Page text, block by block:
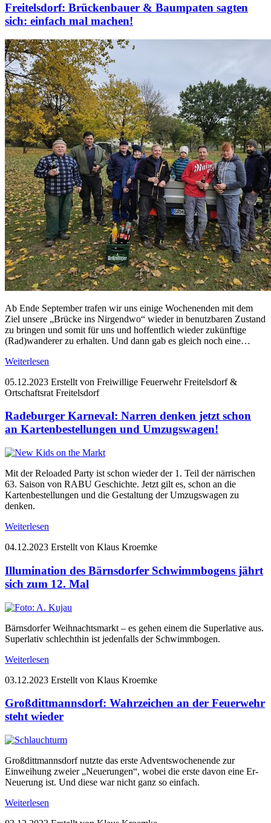
Freitelsdorf: Brückenbauer & Baumpaten sagten
sich: einfach mal machen!
Ab Ende September trafen wir uns einige Wochenenden mit dem
Ziel unsere „Brücke ins Nirgendwo“ wieder in benutzbaren Zustand
zu bringen und somit für uns und hoffentlich wieder zukünftige
(Rad)wanderer zu erhalten. Und dann gab es gleich noch eine…
Weiterlesen
05.12.2023 Erstellt von Freiwillige Feuerwehr Freitelsdorf &
Ortschaftsrat Freitelsdorf
Radeburger Karneval: Narren denken jetzt schon
an Kartenbestellungen und Umzugswagen!
Mit der Reloaded Party ist schon wieder der 1. Teil der närrischen
63. Saison von RABU Geschichte. Jetzt gilt es, schon an die
Kartenbestellungen und die Gestaltung der Umzugswagen zu
denken.
Weiterlesen
04.12.2023 Erstellt von Klaus Kroemke
Illumination des Bärnsdorfer Schwimmbogens jährt
sich zum 12. Mal
Bärnsdorfer Weihnachtsmarkt – es gehen einem die Superlative aus.
Superlativ schlechthin ist jedenfalls der Schwimmbogen.
Weiterlesen
03.12.2023 Erstellt von Klaus Kroemke
Großdittmannsdorf: Wahrzeichen an der Feuerwehr
steht wieder
Großdittmannsdorf nutzte das erste Adventswochenende zur
Einweihung zweier „Neuerungen“, wobei die erste davon eine Er-
Neuerung ist. Und diese war nicht ganz so einfach.
Weiterlesen